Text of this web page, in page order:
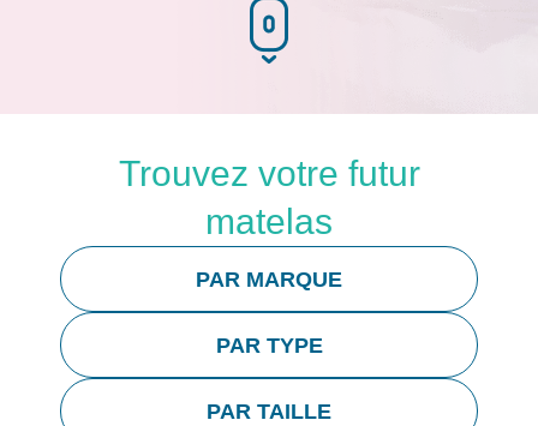
Trouvez votre futur
matelas
PAR MARQUE
PAR TYPE
PAR TAILLE